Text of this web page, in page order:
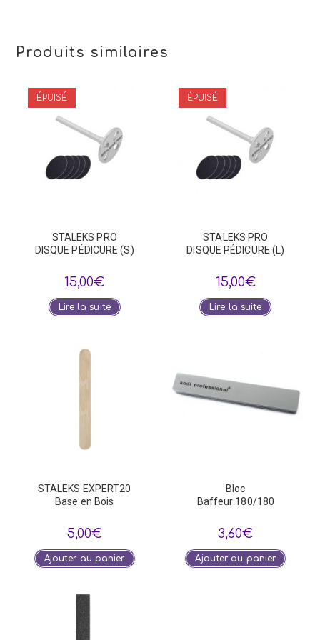
Produits similaires
ÉPUISÉ
STALEKS PRO
DISQUE PÉDICURE (S)
15,00€
Lire la suite
ÉPUISÉ
STALEKS PRO
DISQUE PÉDICURE (L)
15,00€
Lire la suite
STALEKS EXPERT20
Base en Bois
5,00€
Ajouter au panier
Bloc
Baffeur 180/180
3,60€
Ajouter au panier